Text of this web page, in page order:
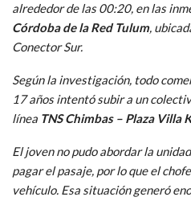
alrededor de las 00:20, en las
Córdoba de la Red Tulum,
Conector Sur.
Según la investigación, todo
17 años intentó subir a un
línea TNS Chimbas – Plaza Villa
El joven no pudo abordar la
pagar el pasaje, por lo que el
vehículo. Esa situación generó